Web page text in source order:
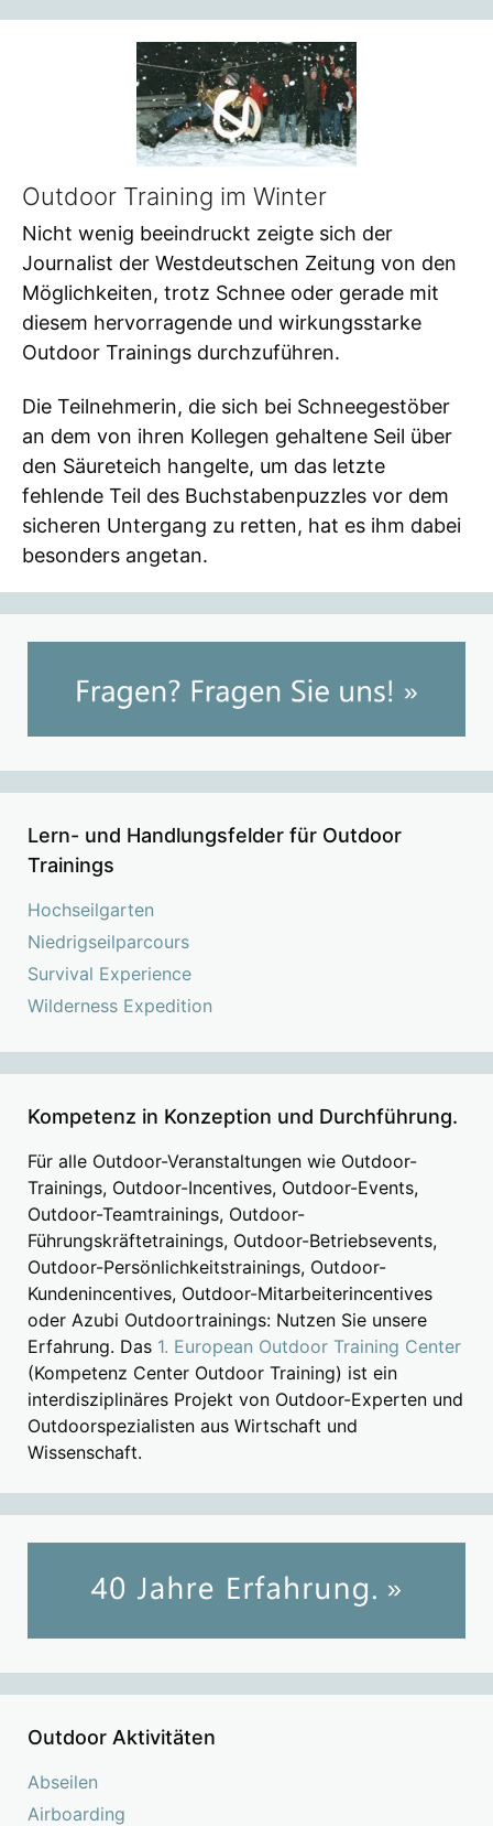
Outdoor Training im Winter
Nicht wenig beeindruckt zeigte sich der
Journalist der Westdeutschen Zeitung von den
Möglichkeiten, trotz Schnee oder gerade mit
diesem hervorragende und wirkungsstarke
Outdoor Trainings durchzuführen.
Die Teilnehmerin, die sich bei Schneegestöber
an dem von ihren Kollegen gehaltene Seil über
den Säureteich hangelte, um das letzte
fehlende Teil des Buchstabenpuzzles vor dem
sicheren Untergang zu retten, hat es ihm dabei
besonders angetan.
Lern- und Handlungsfelder für Outdoor
Trainings
Hochseilgarten
Niedrigseilparcours
Survival Experience
Wilderness Expedition
Kompetenz in Konzeption und Durchführung.
Für alle Outdoor-Veranstaltungen wie Outdoor-
Trainings, Outdoor-Incentives, Outdoor-Events,
Outdoor-Teamtrainings, Outdoor-
Führungskräftetrainings, Outdoor-Betriebsevents,
Outdoor-Persönlichkeitstrainings, Outdoor-
Kundenincentives, Outdoor-Mitarbeiterincentives
oder Azubi Outdoortrainings: Nutzen Sie unsere
Erfahrung. Das 1. European Outdoor Training Center
(Kompetenz Center Outdoor Training) ist ein
interdisziplinäres Projekt von Outdoor-Experten und
Outdoorspezialisten aus Wirtschaft und
Wissenschaft.
Outdoor Aktivitäten
Abseilen
Airboarding